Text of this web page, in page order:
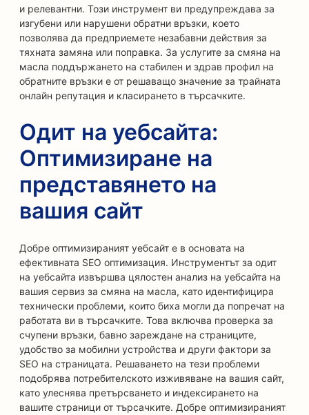
и релевантни. Този инструмент ви предупреждава за
изгубени или нарушени обратни връзки, което
позволява да предприемете незабавни действия за
тяхната замяна или поправка. За услугите за смяна на
масла поддържането на стабилен и здрав профил на
обратните връзки е от решаващо значение за трайната
онлайн репутация и класирането в търсачките.
Одит на уебсайта:
Оптимизиране на
представянето на
вашия сайт
Добре оптимизираният уебсайт е в основата на
ефективната SEO оптимизация. Инструментът за одит
на уебсайта извършва цялостен анализ на уебсайта на
вашия сервиз за смяна на масла, като идентифицира
технически проблеми, които биха могли да попречат на
работата ви в търсачките. Това включва проверка за
счупени връзки, бавно зареждане на страниците,
удобство за мобилни устройства и други фактори за
SEO на страницата. Решаването на тези проблеми
подобрява потребителското изживяване на вашия сайт,
като улеснява претърсването и индексирането на
вашите страници от търсачките. Добре оптимизираният